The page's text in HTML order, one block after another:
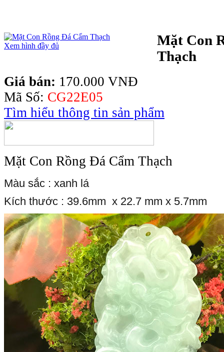
Xem hình đầy đủ
Mặt Con
Thạch
Giá bán: 170.000 VNĐ
Mã Số: CG22E05
Tìm hiểu thông tin sản phẩm
Mặt Con Rồng Đá Cẩm Thạch
Màu sắc : xanh lá
Kích thước : 39.6mm x 22.7 mm x 5.7mm